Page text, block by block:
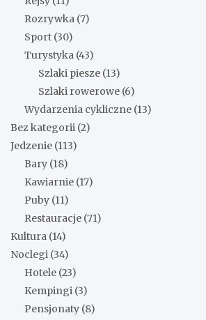
Rozrywka (7)
Sport (30)
Turystyka (43)
Szlaki piesze (13)
Szlaki rowerowe (6)
Wydarzenia cykliczne (13)
Bez kategorii (2)
Jedzenie (113)
Bary (18)
Kawiarnie (17)
Puby (11)
Restauracje (71)
Kultura (14)
Noclegi (34)
Hotele (23)
Kempingi (3)
Pensjonaty (8)